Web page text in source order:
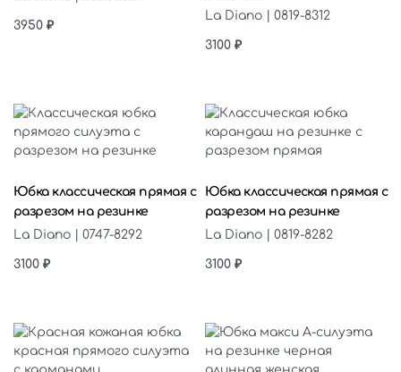
3950 ₽
La Diano | 0819-8312
3100 ₽
Юбка классическая прямая с
разрезом на резинке
La Diano | 0747-8292
3100 ₽
Юбка классическая прямая с
разрезом на резинке
La Diano | 0819-8282
3100 ₽